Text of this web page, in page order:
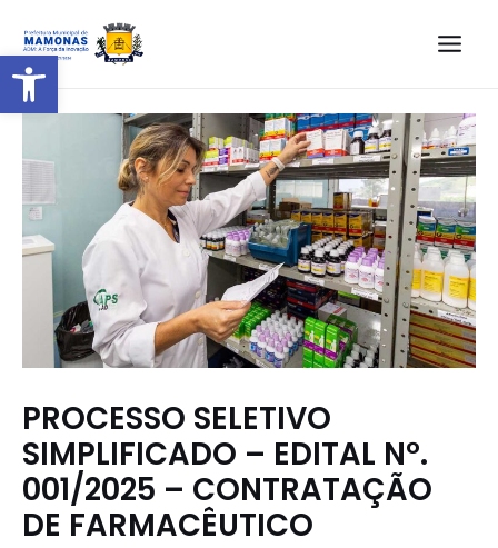
Barra de Ferramentas Aberta
PROCESSO SELETIVO
SIMPLIFICADO – EDITAL N°.
001/2025 – CONTRATAÇÃO
DE FARMACÊUTICO